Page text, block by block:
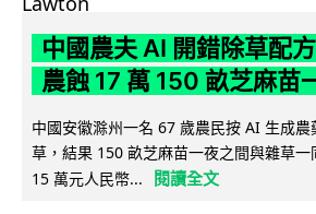
中國農夫 AI 開錯除草配
農蝕 17 萬 150 畝芝麻苗
中國安徽滁州一名 67 歲農民按 AI 生成
草，結果 150 畝芝麻苗一夜之間與雜草一
15 萬元人民幣...
閱讀全文